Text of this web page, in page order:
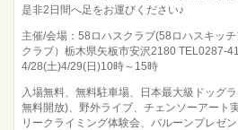
是非2日間へ足をお運びください♪
主催/会場：58ロハスクラブ(58ロハスキッ
クラブ）栃木県矢板市安沢2180 TEL0287-
4/28(土)4/29(日)10時～15時
入場無料、無料駐車場、日本最大級ドッグ
無料開放)、野外ライブ、チェンソーアート
リークライミング体験会、バルーンプレゼ